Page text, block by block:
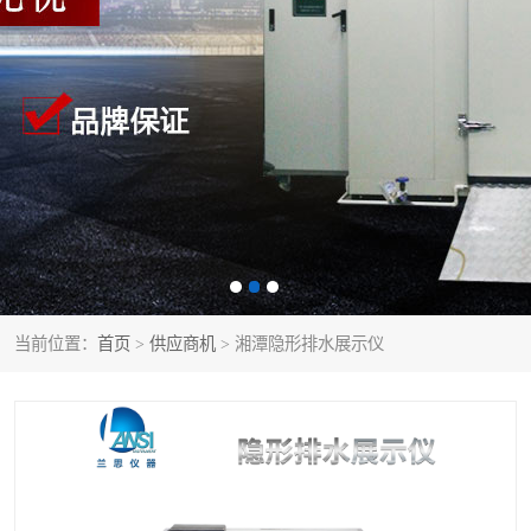
当前位置： 首页 > 供应商机 > 湘潭隐形排水展示仪